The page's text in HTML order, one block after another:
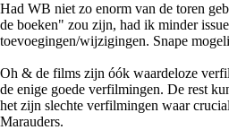
Had WB niet zo enorm van de toren
de boeken" zou zijn, had ik minder
toevoegingen/wijzigingen. Snape
Oh & de films zijn óók waardeloze
de enige goede verfilmingen. De rest
het zijn slechte verfilmingen waar
Marauders.